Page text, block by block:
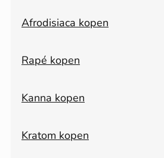
Afrodisiaca kopen
Rapé kopen
Kanna kopen
Kratom kopen